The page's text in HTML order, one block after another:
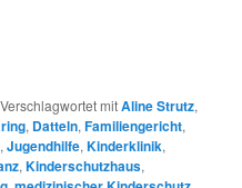
Verschlagwortet mitAline Strutz,
, Datteln,Familiengericht,
,Jugendhilfe,Kinderklinik,
,Kinderschutzhaus,